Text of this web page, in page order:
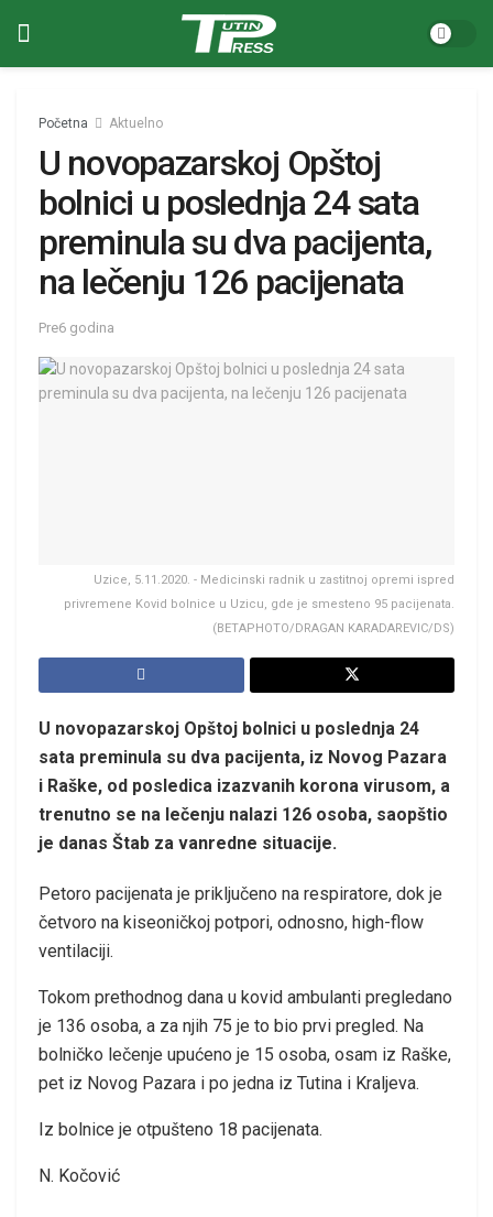
Početna Aktuelno
U novopazarskoj Opštoj
bolnici u poslednja 24 sata
preminula su dva pacijenta,
na lečenju 126 pacijenata
Pre6 godina
Uzice, 5.11.2020. - Medicinski radnik u zastitnoj opremi ispred
privremene Kovid bolnice u Uzicu, gde je smesteno 95 pacijenata.
(BETAPHOTO/DRAGAN KARADAREVIC/DS)
U novopazarskoj Opštoj bolnici u poslednja 24
sata preminula su dva pacijenta, iz Novog Pazara
i Raške, od posledica izazvanih korona virusom, a
trenutno se na lečenju nalazi 126 osoba, saopštio
je danas Štab za vanredne situacije.
Petoro pacijenata je priključeno na respiratore, dok je
četvoro na kiseoničkoj potpori, odnosno, high-flow
ventilaciji.
Tokom prethodnog dana u kovid ambulanti pregledano
je 136 osoba, a za njih 75 je to bio prvi pregled. Na
bolničko lečenje upućeno je 15 osoba, osam iz Raške,
pet iz Novog Pazara i po jedna iz Tutina i Kraljeva.
Iz bolnice je otpušteno 18 pacijenata.
N. Kočović